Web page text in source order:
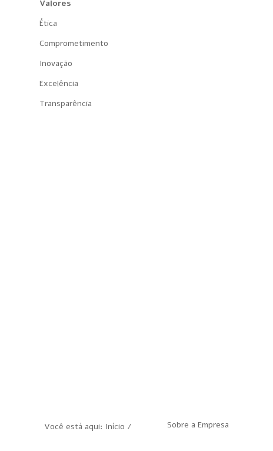
Valores
Ética
Comprometimento
Inovação
Excelência
Transparência
Você está aqui: Início / Sobre a Empresa